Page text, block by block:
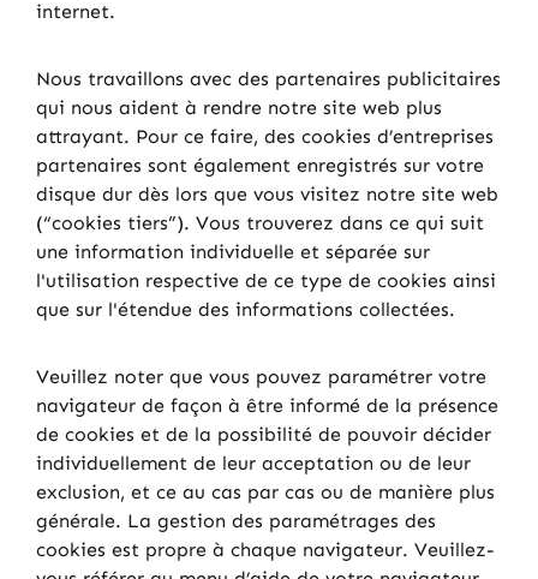
internet.
Nous travaillons avec des partenaires publicitaires
qui nous aident à rendre notre site web plus
attrayant. Pour ce faire, des cookies d’entreprises
partenaires sont également enregistrés sur votre
disque dur dès lors que vous visitez notre site web
(“cookies tiers”). Vous trouverez dans ce qui suit
une information individuelle et séparée sur
l'utilisation respective de ce type de cookies ainsi
que sur l'étendue des informations collectées.
Veuillez noter que vous pouvez paramétrer votre
navigateur de façon à être informé de la présence
de cookies et de la possibilité de pouvoir décider
individuellement de leur acceptation ou de leur
exclusion, et ce au cas par cas ou de manière plus
générale. La gestion des paramétrages des
cookies est propre à chaque navigateur. Veuillez-